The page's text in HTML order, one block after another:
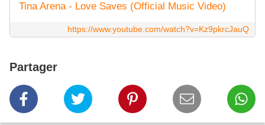
Tina Arena - Love Saves (Official Music Video)
https://www.youtube.com/watch?v=Kz9pkrcJauQ
Partager